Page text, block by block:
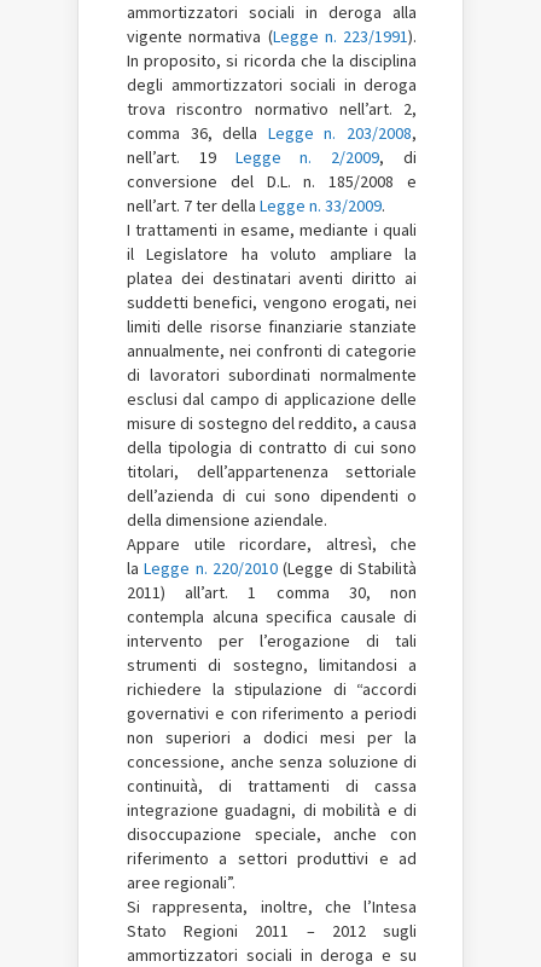
ammortizzatori sociali in deroga alla
vigente normativa (Legge n. 223/1991).
In proposito, si ricorda che la disciplina
degli ammortizzatori sociali in deroga
trova riscontro normativo nell’art. 2,
comma 36, della Legge n. 203/2008,
nell’art. 19 Legge n. 2/2009, di
conversione del D.L. n. 185/2008 e
nell’art. 7 ter della Legge n. 33/2009.
I trattamenti in esame, mediante i quali
il Legislatore ha voluto ampliare la
platea dei destinatari aventi diritto ai
suddetti benefici, vengono erogati, nei
limiti delle risorse finanziarie stanziate
annualmente, nei confronti di categorie
di lavoratori subordinati normalmente
esclusi dal campo di applicazione delle
misure di sostegno del reddito, a causa
della tipologia di contratto di cui sono
titolari, dell’appartenenza settoriale
dell’azienda di cui sono dipendenti o
della dimensione aziendale.
Appare utile ricordare, altresì, che
laLegge n. 220/2010 (Legge di Stabilità
2011) all’art. 1 comma 30, non
contempla alcuna specifica causale di
intervento per l’erogazione di tali
strumenti di sostegno, limitandosi a
richiedere la stipulazione di “accordi
governativi e con riferimento a periodi
non superiori a dodici mesi per la
concessione, anche senza soluzione di
continuità, di trattamenti di cassa
integrazione guadagni, di mobilità e di
disoccupazione speciale, anche con
riferimento a settori produttivi e ad
aree regionali”.
Si rappresenta, inoltre, che l’Intesa
Stato Regioni 2011 – 2012 sugli
ammortizzatori sociali in deroga e su